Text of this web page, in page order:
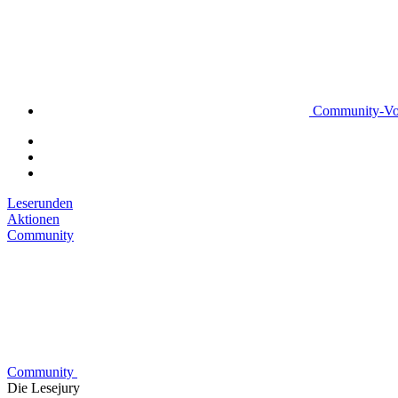
Community-
Leserunden
Aktionen
Community
Community
Die Lesejury